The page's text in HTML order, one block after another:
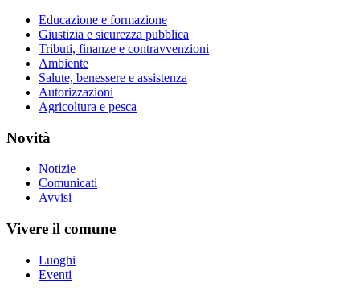
Educazione e formazione
Giustizia e sicurezza pubblica
Tributi, finanze e contravvenzioni
Ambiente
Salute, benessere e assistenza
Autorizzazioni
Agricoltura e pesca
Novità
Notizie
Comunicati
Avvisi
Vivere il comune
Luoghi
Eventi